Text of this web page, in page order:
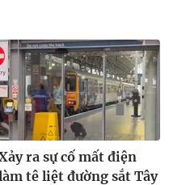
ra sự cố mất điện
tê liệt đường sắt Tây